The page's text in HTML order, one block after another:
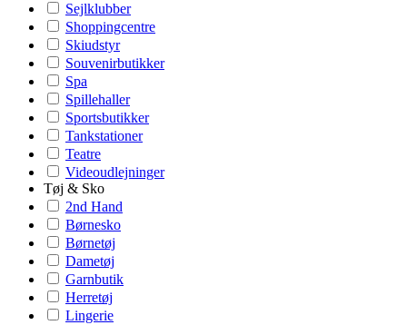
Sejlklubber
Shoppingcentre
Skiudstyr
Souvenirbutikker
Spa
Spillehaller
Sportsbutikker
Tankstationer
Teatre
Videoudlejninger
Tøj & Sko
2nd Hand
Børnesko
Børnetøj
Dametøj
Garnbutik
Herretøj
Lingerie